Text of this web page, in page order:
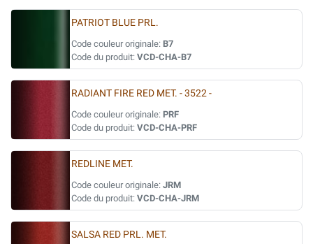
PATRIOT BLUE PRL.
Code couleur originale: B7
Code du produit: VCD-CHA-B7
RADIANT FIRE RED MET. - 3522 -
Code couleur originale: PRF
Code du produit: VCD-CHA-PRF
REDLINE MET.
Code couleur originale: JRM
Code du produit: VCD-CHA-JRM
SALSA RED PRL. MET.